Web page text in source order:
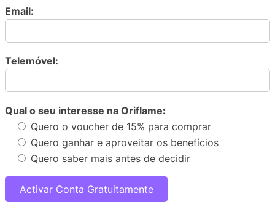
Email:
Telemóvel:
Qual o seu interesse na Oriflame:
Quero o voucher de 15% para comprar
Quero ganhar e aproveitar os benefícios
Quero saber mais antes de decidir